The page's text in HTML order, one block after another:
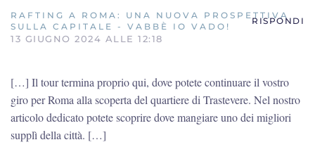
RAFTING A ROMA: UNA NUOVA PROSPETTIVA
SULLA CAPITALE - VABBÈ IO VADO!
13 GIUGNO 2024 ALLE 12:18
RISPONDI
[…] Il tour termina proprio qui, dove potete continuare il vostro
giro per Roma alla scoperta del quartiere di Trastevere. Nel nostro
articolo dedicato potete scoprire dove mangiare uno dei migliori
supplì della città. […]